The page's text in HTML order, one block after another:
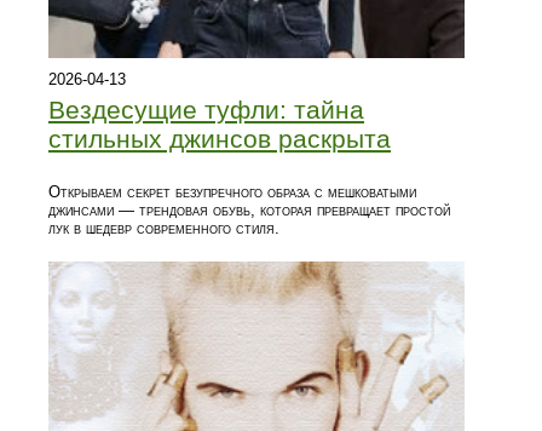
2026-04-13
Вездесущие туфли: тайна
стильных джинсов раскрыта
Открываем секрет безупречного образа с мешковатыми
джинсами — трендовая обувь, которая превращает простой
лук в шедевр современного стиля.